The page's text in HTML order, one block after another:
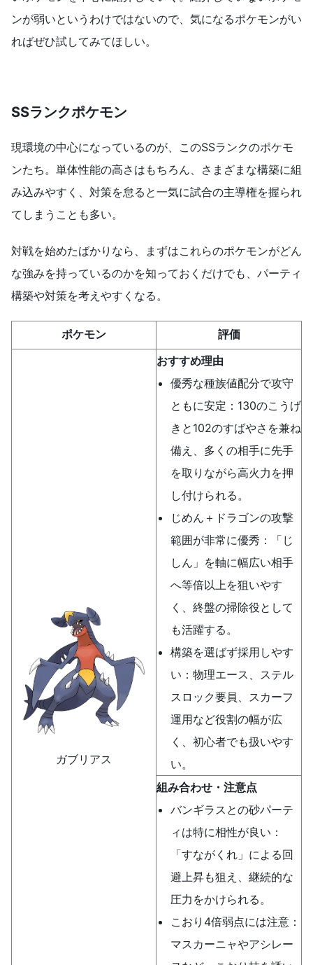
ンが弱いというわけではないので、気になるポケモンがい
ればぜひ試してみてほしい。
SSランクポケモン
現環境の中心になっているのが、このSSランクのポケモ
ンたち。単体性能の高さはもちろん、さまざまな構築に組
み込みやすく、対策を怠ると一気に試合の主導権を握られ
てしまうことも多い。
対戦を始めたばかりなら、まずはこれらのポケモンがどん
な強みを持っているのかを知っておくだけでも、パーティ
構築や対策を考えやすくなる。
ポケモン 評価
ガブリアス
おすすめ理由
優秀な種族値配分で攻守
ともに安定：130のこうげ
きと102のすばやさを兼ね
備え、多くの相手に先手
を取りながら高火力を押
し付けられる。
じめん＋ドラゴンの攻撃
範囲が非常に優秀：「じ
しん」を軸に幅広い相手
へ等倍以上を狙いやす
く、終盤の掃除役として
も活躍する。
構築を選ばず採用しやす
い：物理エース、ステル
スロック要員、スカーフ
運用など役割の幅が広
く、初心者でも扱いやす
い。
組み合わせ・注意点
バンギラスとの砂パーテ
ィは特に相性が良い：
「すながくれ」による回
避上昇も狙え、継続的な
圧力をかけられる。
こおり4倍弱点には注意：
マスカーニャやアシレー